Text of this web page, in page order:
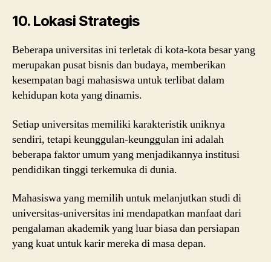
10. Lokasi Strategis
Beberapa universitas ini terletak di kota-kota besar yang
merupakan pusat bisnis dan budaya, memberikan
kesempatan bagi mahasiswa untuk terlibat dalam
kehidupan kota yang dinamis.
Setiap universitas memiliki karakteristik uniknya
sendiri, tetapi keunggulan-keunggulan ini adalah
beberapa faktor umum yang menjadikannya institusi
pendidikan tinggi terkemuka di dunia.
Mahasiswa yang memilih untuk melanjutkan studi di
universitas-universitas ini mendapatkan manfaat dari
pengalaman akademik yang luar biasa dan persiapan
yang kuat untuk karir mereka di masa depan.